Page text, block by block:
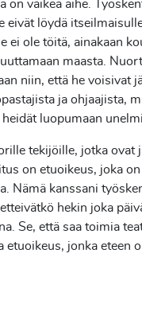
on vaikea aihe.
eivät löydä
ei ole töitä, ainakaan
maasta.
niin, että he voisivat
ja ohjaajista,
heidät luopumaan
tekijöille, jotka ovat
on etuoikeus, joka
Nämä kanssani
hekin joka
Se, että saa toimia
etuoikeus, jonka eteen